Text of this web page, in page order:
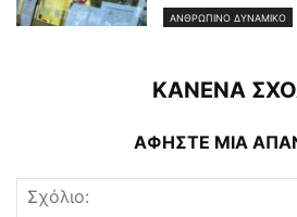
ΑΝΘΡΏΠΙΝΟ ΔΥΝΑΜΙΚΌ
ΚΑΝΕΝΑ
ΑΦΗΣΤΕ ΜΙΑ